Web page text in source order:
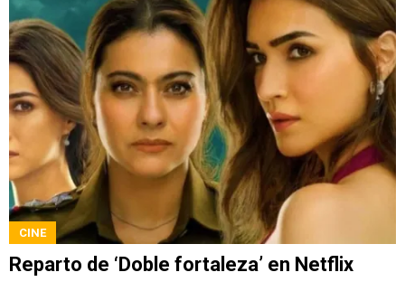
CINE
Reparto de ‘Doble fortaleza’ en Netflix